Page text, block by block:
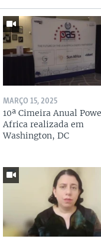
MARÇO 15, 2025
10ª Cimeira Anual
Africa realizada em
Washington, DC